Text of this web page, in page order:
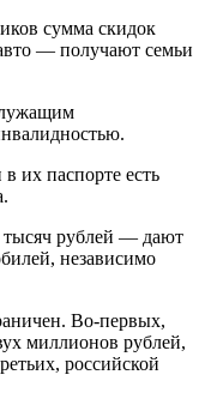
сумма скидок
— получают семьи
их паспорте есть
рублей — дают
независимо
Во-первых,
миллионов рублей,
российской